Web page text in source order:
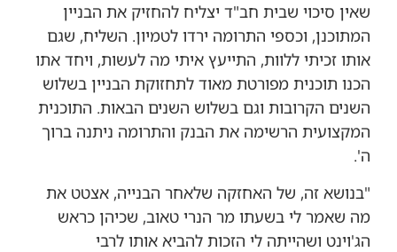
שאין סיכוי שבית חב"ד יצליח להחזיק את הבניין
המתוכנן, וכספי התרומה ירדו לטמיון. השליח, שגם
אותו זכיתי ללוות, התייעץ איתי מה לעשות, ויחד אתו
הכנו תוכנית מפורטת מאוד לתחזוקת הבניין בשלוש
השנים הקרובות וגם בשלוש השנים הבאות. התוכנית
המקצועית הרשימה את הבנק והתרומה ניתנה ברוך
ה'.
"בנושא זה, של האחזקה שלאחר הבנייה, אצטט את
מה שאמר לי בשעתו מר הנרי טאוב, שכיהן כראש
הג'וינט ושהייתה לי הזכות להביא אותו לרבי